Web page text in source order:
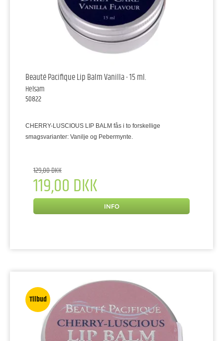
Beauté Pacifique Lip Balm Vanilla - 15 ml.
Helsam
50822
CHERRY-LUSCIOUS LIP BALM fås i to forskellige
smagsvarianter: Vanilje og Pebermynte.
129,00 DKK
119,00 DKK
INFO
Tilbud